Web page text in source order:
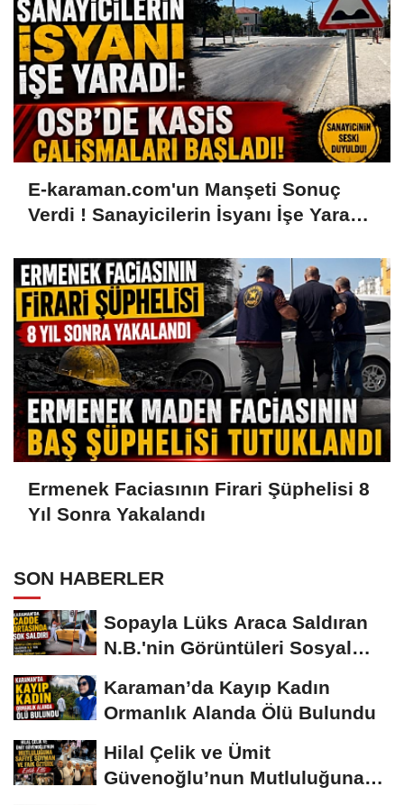
E-karaman.com'un Manşeti Sonuç
Verdi ! Sanayicilerin İsyanı İşe Yaradı:
Ermenek Faciasının Firari Şüphelisi 8
Yıl Sonra Yakalandı
SON HABERLER
Sopayla Lüks Araca Saldıran
N.B.'nin Görüntüleri Sosyal
Karaman’da Kayıp Kadın
Ormanlık Alanda Ölü Bulundu
Hilal Çelik ve Ümit
Güvenoğlu’nun Mutluluğuna